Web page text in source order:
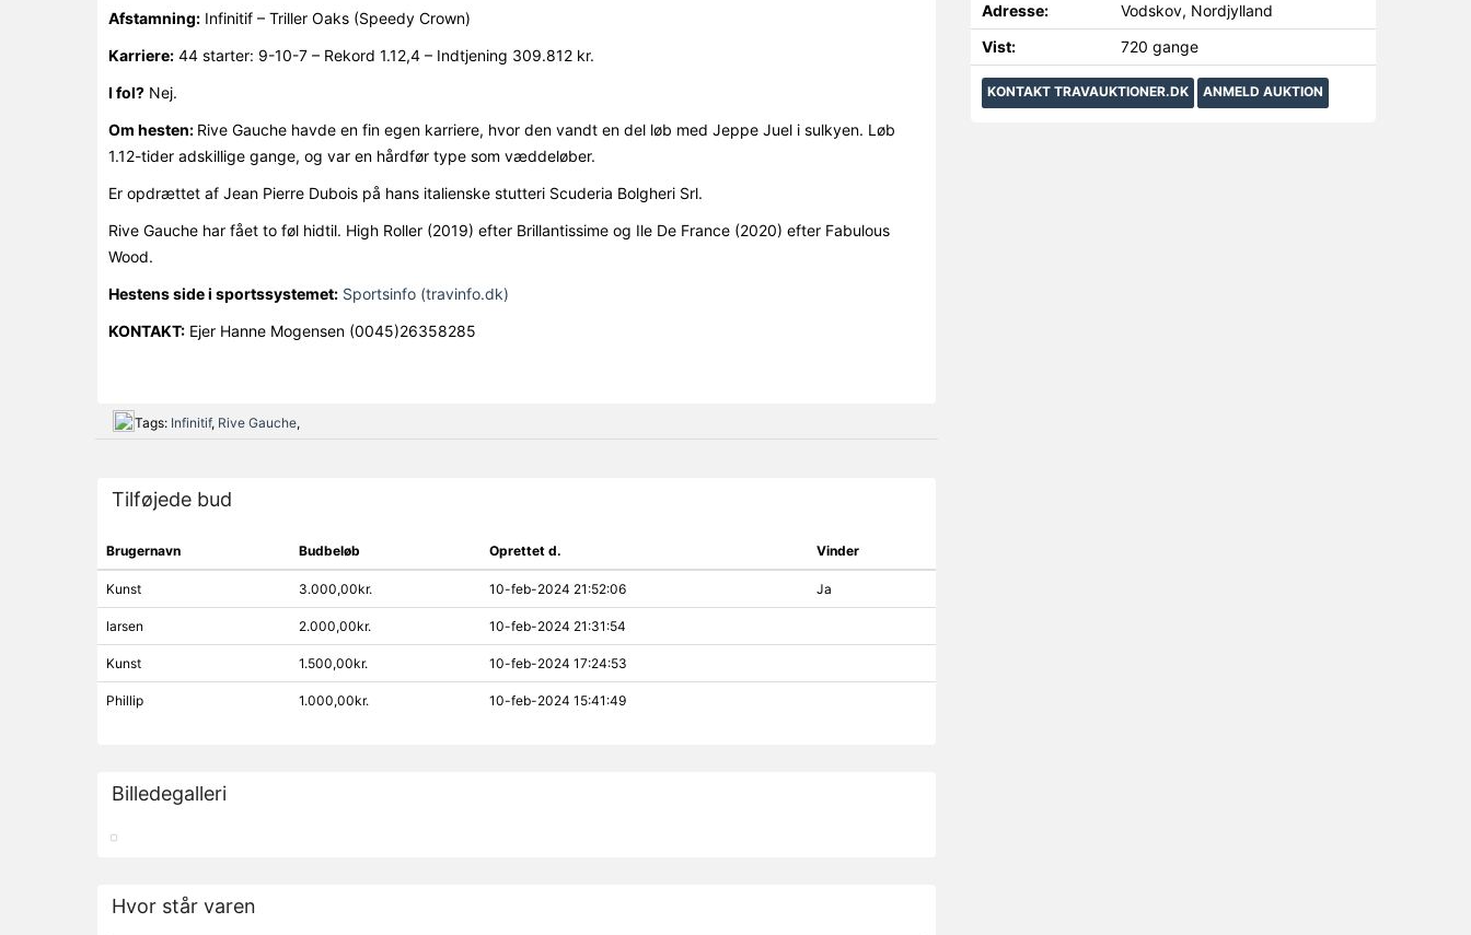
Afstamning:Infinitif – Triller Oaks (Speedy Crown)
Karriere:44 starter: 9-10-7 – Rekord 1.12,4 – Indtjening 309.812 kr.
I fol?Nej.
Om hesten: Rive Gauche havde en fin egen karriere, hvor den vandt en del løb med Jeppe Juel i sulkyen. Løb
1.12-tider adskillige gange, og var en hårdfør type som væddeløber.
Er opdrættet af Jean Pierre Dubois på hans italienske stutteri Scuderia Bolgheri Srl.
Rive Gauche har fået to føl hidtil. High Roller (2019) efter Brillantissime og Ile De France (2020) efter Fabulous
Wood.
Hestens side i sportssystemet: Sportsinfo (travinfo.dk)
KONTAKT:Ejer Hanne Mogensen (0045)26358285
Tags: Infinitif, Rive Gauche,
Tilføjede bud
Brugernavn Budbeløb Oprettet d. Vinder
Kunst 3.000,00kr. 10-feb-2024 21:52:06 Ja
larsen 2.000,00kr. 10-feb-2024 21:31:54
Kunst 1.500,00kr. 10-feb-2024 17:24:53
Phillip 1.000,00kr. 10-feb-2024 15:41:49
Billedegalleri
Hvor står varen
Adresse:
Vodskov, Nordjylland
Vist:
720 gange
KONTAKT TRAVAUKTIONER.DK ANMELD AUKTION